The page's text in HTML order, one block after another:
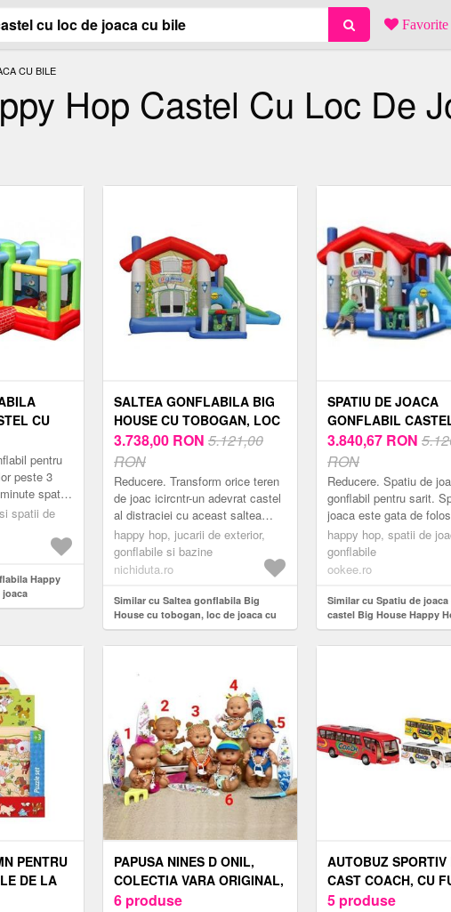
Favorite
CU BILE
Hop Castel Cu Loc De
CU
pentru
peste 3
spatiul
pentru a fi
spatii de
Happy
joaca
SALTEA GONFLABILA BIG
HOUSE CU TOBOGAN, LOC
DE JOACA CU BILE, SPATIU
DE CATARAT, LOC PENTRU
SARITURI SI COS DE
BASCHET
3.738,00 RON 5.121,00
RON
Reducere. Transform orice teren
de joac icircntr-un adevrat castel
al distraciei cu aceast saltea
gonflabil Giant HousenbspCu un
design frumos colorat i mult...
happy hop, jucarii de exterior,
gonflabile si bazine
nichiduta.ro
Similar cu Saltea gonflabila Big
House cu tobogan, loc de joaca cu
bile, spatiu de catarat, loc pentru
sarituri si cos de baschet
SPATIU DE JOACA
GONFLABIL
HOUSE HAPPY HOP
3.840,67 RON
RON
Reducere. Spatiu de
gonflabil pentru sarit.
joaca este gata de
maxim 2 minute si este
in permanenta la un
de a...
happy hop, spatii de
gonflabile
ookee.ro
Similar cu Spatiu de
castel Big House Happy
PENTRU
DE LA
PAPUSA NINES D ONIL,
COLECTIA VARA ORIGINAL,
CU MIROS DE VANILIE, 26
6 produse
AUTOBUZ SPORTIV
CAST COACH, CU
PULL-BACK, 18 CM
5 produse